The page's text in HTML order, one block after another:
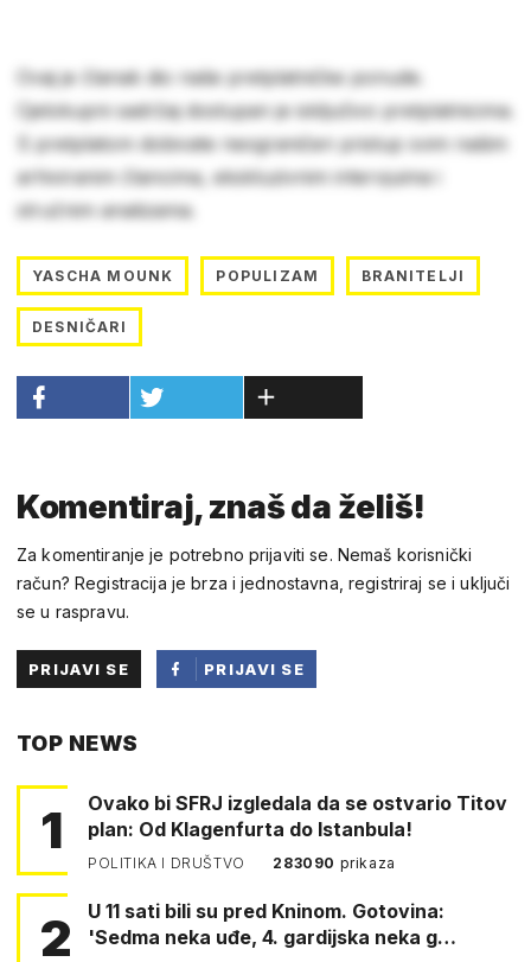
Ovaj je članak dio naše pretplatničke ponude.
Cjelokupni sadržaj dostupan je isključivo pretplatnicima.
S pretplatom dobivate neograničen pristup svim našim
arhiviranim člancima, ekskluzivnim intervjuima i
stručnim analizama.
YASCHA MOUNK POPULIZAM BRANITELJI
DESNIČARI
Komentiraj, znaš da želiš!
Za komentiranje je potrebno prijaviti se. Nemaš korisnički
račun? Registracija je brza i jednostavna, registriraj se i uključi
se u raspravu.
PRIJAVI SE
PRIJAVI SE
TOP NEWS
1
Ovako bi SFRJ izgledala da se ostvario Titov
plan: Od Klagenfurta do Istanbula!
POLITIKA I DRUŠTVO 283090 prikaza
2
U 11 sati bili su pred Kninom. Gotovina:
'Sedma neka uđe, 4. gardijska neka g…